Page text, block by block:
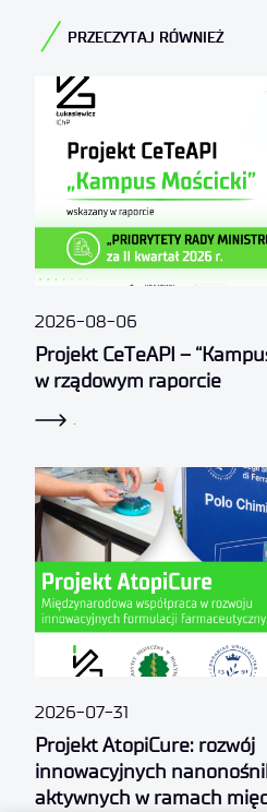
PRZECZYTAJ RÓWNIEŻ​
Projekt CeTeAPI –
w rządowym raporcie
2026-08-06
.
Projekt AtopiCure: rozwój
innowacyjnych
aktywnych w ramach
2026-07-31